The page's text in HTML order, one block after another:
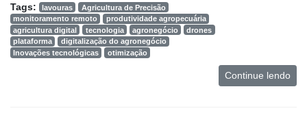
Tags: lavouras
Agricultura de Precisão
monitoramento remoto
produtividade agropecuária
agricultura digital
tecnologia agronegócio
drones
plataforma
digitalização do agronegócio
Inovações tecnológicas
otimização
Continue lendo